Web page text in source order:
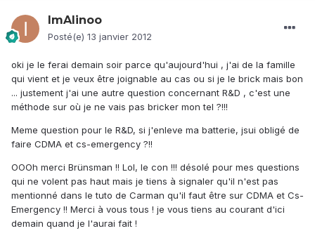
ImAlinoo
Posté(e) 13 janvier 2012
oki je le ferai demain soir parce qu'aujourd'hui , j'ai de la famille
qui vient et je veux être joignable au cas ou si je le brick mais bon
... justement j'ai une autre question concernant R&D , c'est une
méthode sur où je ne vais pas bricker mon tel ?!!!
Meme question pour le R&D, si j'enleve ma batterie, jsui obligé de
faire CDMA et cs-emergency ?!!
OOOh merci Brünsman !! Lol, le con !!! désolé pour mes questions
qui ne volent pas haut mais je tiens à signaler qu'il n'est pas
mentionné dans le tuto de Carman qu'il faut être sur CDMA et Cs-
Emergency !! Merci à vous tous ! je vous tiens au courant d'ici
demain quand je l'aurai fait !